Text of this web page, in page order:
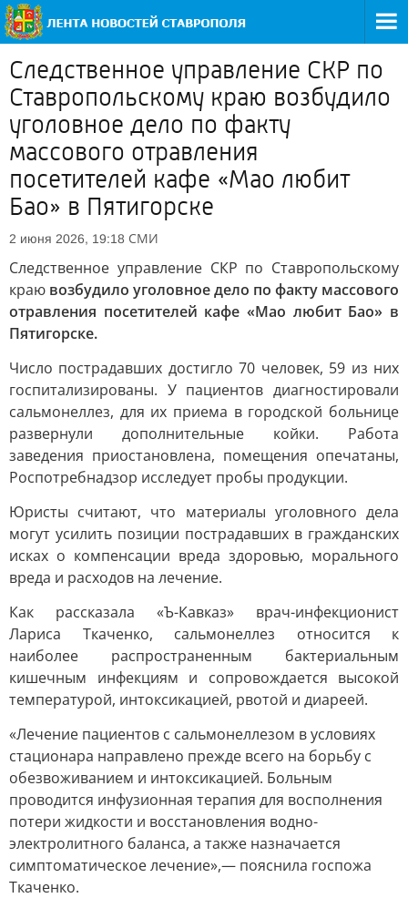
Следственное управление СКР по
Ставропольскому краю возбудило
уголовное дело по факту
массового отравления
посетителей кафе «Мао любит
Бао» в Пятигорске
2 июня 2026, 19:18 СМИ
Следственное управление СКР по Ставропольскому
краю возбудило уголовное дело по факту массового
отравления посетителей кафе «Мао любит Бао» в
Пятигорске.
Число пострадавших достигло 70 человек, 59 из них
госпитализированы. У пациентов диагностировали
сальмонеллез, для их приема в городской больнице
развернули дополнительные койки. Работа
заведения приостановлена, помещения опечатаны,
Роспотребнадзор исследует пробы продукции.
Юристы считают, что материалы уголовного дела
могут усилить позиции пострадавших в гражданских
исках о компенсации вреда здоровью, морального
вреда и расходов на лечение.
Как рассказала «Ъ-Кавказ» врач-инфекционист
Лариса Ткаченко, сальмонеллез относится к
наиболее распространенным бактериальным
кишечным инфекциям и сопровождается высокой
температурой, интоксикацией, рвотой и диареей.
«Лечение пациентов с сальмонеллезом в условиях
стационара направлено прежде всего на борьбу с
обезвоживанием и интоксикацией. Больным
проводится инфузионная терапия для восполнения
потери жидкости и восстановления водно-
электролитного баланса, а также назначается
симптоматическое лечение»,— пояснила госпожа
Ткаченко.